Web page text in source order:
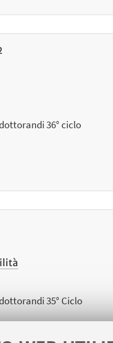
36° ciclo
35° Ciclo